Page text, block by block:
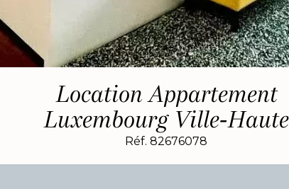
Location Appartement
Luxembourg Ville-Haute
Réf. 82676078